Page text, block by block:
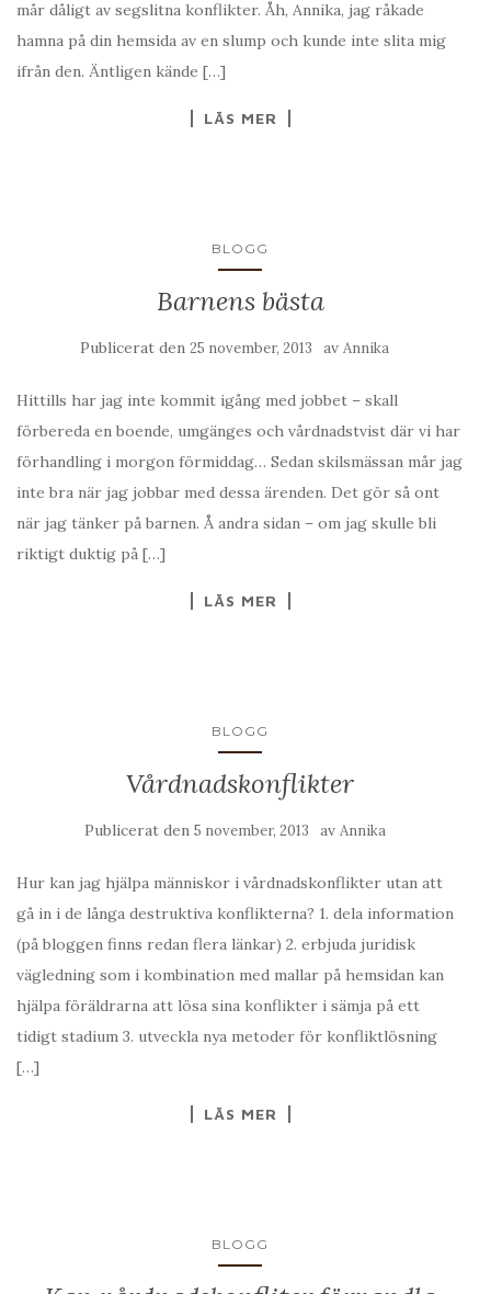
mår dåligt av segslitna konflikter. Åh, Annika, jag råkade
hamna på din hemsida av en slump och kunde inte slita mig
ifrån den. Äntligen kände […]
LÄS MER
BLOGG
Barnens bästa
Publicerat den 25 november, 2013 av Annika
Hittills har jag inte kommit igång med jobbet – skall
förbereda en boende, umgänges och vårdnadstvist där vi har
förhandling i morgon förmiddag… Sedan skilsmässan mår jag
inte bra när jag jobbar med dessa ärenden. Det gör så ont
när jag tänker på barnen. Å andra sidan – om jag skulle bli
riktigt duktig på […]
LÄS MER
BLOGG
Vårdnadskonflikter
Publicerat den 5 november, 2013 av Annika
Hur kan jag hjälpa människor i vårdnadskonflikter utan att
gå in i de långa destruktiva konflikterna? 1. dela information
(på bloggen finns redan flera länkar) 2. erbjuda juridisk
vägledning som i kombination med mallar på hemsidan kan
hjälpa föräldrarna att lösa sina konflikter i sämja på ett
tidigt stadium 3. utveckla nya metoder för konfliktlösning
[…]
LÄS MER
BLOGG